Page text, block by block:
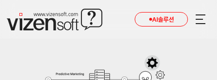
AI솔루션